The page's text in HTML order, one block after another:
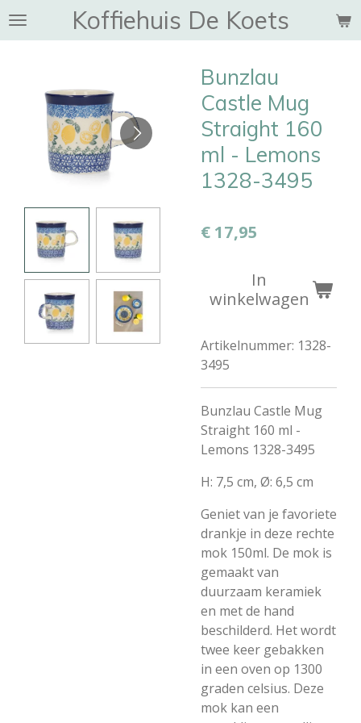
Ga
hoofdinhoud
Koffiehuis De Koets
Bunzlau
Castle Mug
Straight 160
ml - Lemons
1328-3495
€ 17,95
In
winkelwagen
Artikelnummer: 1328-
3495
Bunzlau Castle Mug
Straight 160 ml -
Lemons 1328-3495
H: 7,5 cm, Ø: 6,5 cm
Geniet van je favoriete
drankje in deze rechte
mok 150ml. De mok is
gemaakt van
duurzaam keramiek
en met de hand
beschilderd. Het wordt
twee keer gebakken
in een oven op 1300
graden celsius. Deze
mok kan een